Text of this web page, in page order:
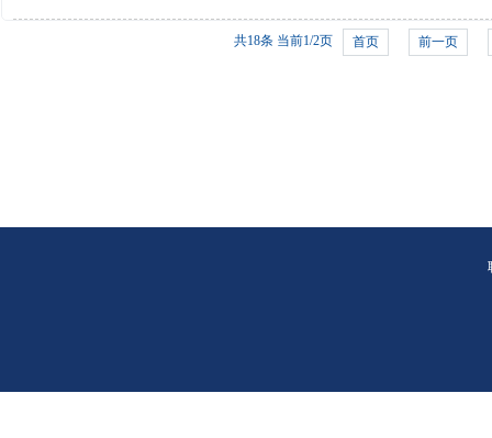
共18条 当前1/2页 首页 前一页